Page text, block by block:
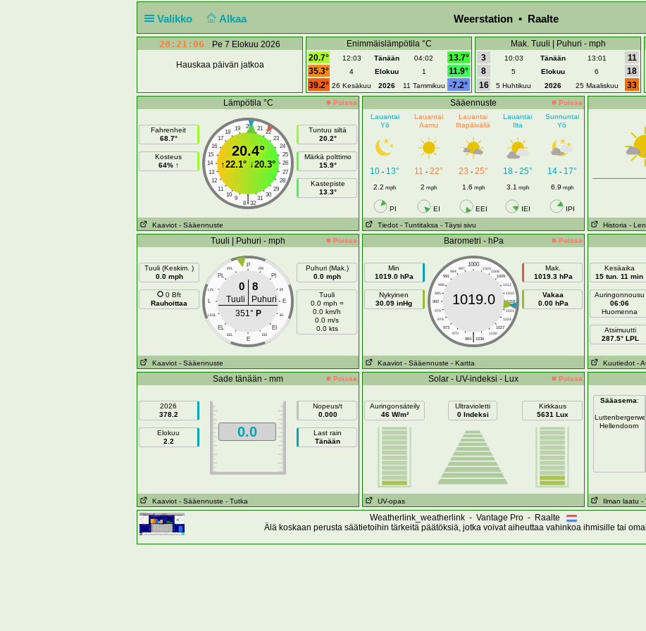
Valikko Alkaa Weerstation • Raalte
20:21:06 Pe 7 Elokuu 2026
Hauskaa päivän jatkoa
Enimmäislämpötila °C
20.7°
12:03 Tänään 04:02
13.7°
35.3°
4 Elokuu 1
11.9°
39.2° 26 Kesäkuu 2026 11 Tammikuu -7.2°
Mak. Tuuli | Puhuri - mph
3
10:03 Tänään 13:01
11
8
5 Elokuu 6
18
16
5 Huhtikuu 2026 25 Maaliskuu 33
Lämpötila °C Poissa
Fahrenheit
68.7°
Kosteus
64% ↑
20
19 21
18
22
17
23
16
24
15
25
14
26
13
27
12
28
11
29
10
30
9 31
|
8 32
20.4°
↑22.1° ↓20.3°
Tuntuu siltä
20.2°
Märkä polttimo
15.9°
Kastepiste
13.3°
Kaaviot - Sääennuste
Sääennuste
Poissa
Lauantai
Yö
Lauantai
Aamu
Lauantai
Iltapäivällä
Lauantai
Ilta
Sunnuntai
Yö
10 - 13° 11 - 22° 23 - 25° 18- 25° 14- 17°
2.2 mph 2 mph 1.6 mph 3.1 mph 6.9 mph
PI EI EEI IEI IPI
Tiedot - Tuntitaksa - Täysi sivu Historia -
Tuuli | Puhuri - mph Poissa
Tuuli (Keskim. )
0.0 mph
0 Bft
Rauhoittaa
P
PPL PPI
PL PI
LPL IPI
L E
LESL IEI
EL EI
EEL EEI
E
0 8
Tuuli
Puhuri
351° P
Puhuri (Mak.)
0.0 mph
Tuuli
0.0 mph =
0.0 km/h
0.0 m/s
0.0 kts
Kaaviot - Sääennuste
Barometri - hPa Poissa
Min
1019.0 hPa
Nykyinen
30.09 inHg
1000
997 1003
994
1006
991
1009
988
1012
985
1015
982
1018
979
1021
976
1024
973
1027
970
1030
|
964 1036
1019.0
Mak.
1019.3 hPa
Vakaa
0.00 hPa
Kaaviot - Sääennuste - Kartta
Kesäaika
15 tun. 11 min
Auringonnousu
06:06
Huomenna
Atsimuutti
287.5° LPL
Kuutiedot -
Sade tänään - mm Poissa
2026
378.2
Elokuu
2.2
0.0
Nopeus/t
0.000
Last rain
Tänään
Kaaviot - Sääennuste - Tutka
Solar - UV-indeksi - Lux Poissa
Auringonsäteily
46 W/m²
Ultravioletti
0 Indeksi
Kirkkaus
5631 Lux
UV-opas
Sääasema:
Luttenbergerweg
Hellendoorn
Ilman laatu -
Weatherlink_weatherlink - Vantage Pro - Raalte
Älä koskaan perusta säätietoihin tärkeitä päätöksiä, jotka voivat aiheuttaa vahinkoa ihmisille tai